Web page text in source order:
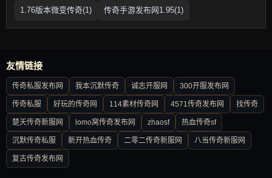
1.76版本微变传奇(1) 传奇手游发布网1.95(1)
友情链接
传奇私服发布网 我本沉默传奇 诚志开服网 300开服发布网
传奇私服 好玩的传奇网 114素材传奇网 4571传奇发布网 找传奇
楚天传奇新服网 lomo窝传奇发布网 zhaosf 热血传奇sf
沉默传奇私服 新开热血传奇 二零二传奇新服网 八当传奇新服网
复古传奇发布网